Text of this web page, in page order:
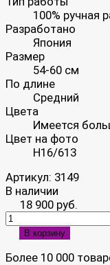
100% ручная
Разработано
Япония
Размер
54-60 см
По длине
Средний
Цвета
Имеется
Цвет на фото
H16/613
Артикул: 3149
В наличии
18 900 руб.
В корзину
Более 10 000